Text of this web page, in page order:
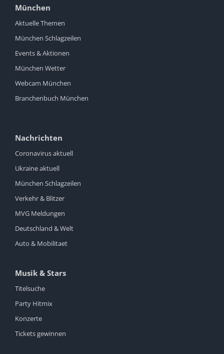
München
Aktuelle Themen
München Schlagzeilen
Events & Aktionen
München Wetter
Webcam München
Branchenbuch München
Nachrichten
Coronavirus aktuell
Ukraine aktuell
München Schlagzeilen
Verkehr & Blitzer
MVG Meldungen
Deutschland & Welt
Auto & Mobilitaet
Musik & Stars
Titelsuche
Party Hitmix
Konzerte
Tickets gewinnen